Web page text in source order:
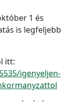
1 és
is legfeljebb
itt:
igenyeljen-